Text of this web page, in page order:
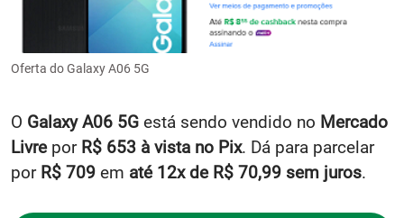
Oferta do Galaxy A06 5G
O Galaxy A06 5G está sendo vendido no Mercado
Livre por R$ 653 à vista no Pix. Dá para parcelar
por R$ 709 em até 12x de R$ 70,99 sem juros.